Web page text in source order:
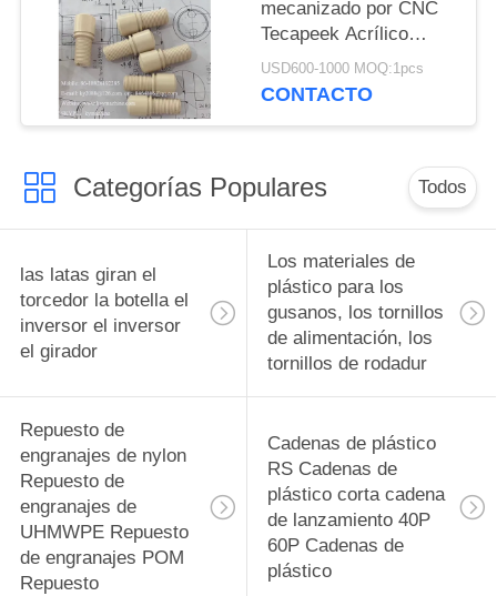
Tecapeek Tecapeek
Tecapeek Tecapeek
Tecapeek Tecapeek
Tecapeek Tecapeek
Tecapeek Tecapeek
Tecapeek Tecapeek
Tecapeek Tecapeek
Tecapeek Tecapeek
Tecapeek Tecapeek
Tecapeek Tecapeek
Tecapeek Tecap
mecanizado por CNC
Tecapeek Acrílico
PMMA PVC POM ABS
Nylon PEEK Partes de
fabricante China
fábrica China productor
USD600-1000 MOQ:1pcs
CONTACTO
Categorías Populares Todos
las latas giran el
torcedor la botella el
inversor el inversor
el girador
Los materiales de
plástico para los
gusanos, los tornillos
de alimentación, los
tornillos de rodadur
Repuesto de
engranajes de nylon
Repuesto de
engranajes de
UHMWPE Repuesto
de engranajes POM
Repuesto
Cadenas de plástico
RS Cadenas de
plástico corta cadena
de lanzamiento 40P
60P Cadenas de
plástico